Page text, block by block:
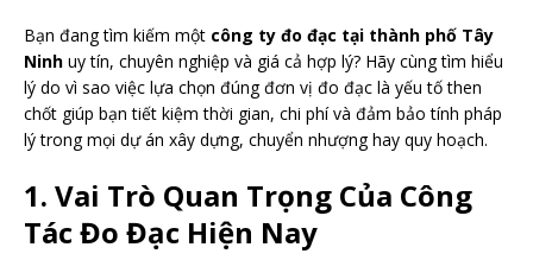
Bạn đang tìm kiếm một công ty đo đạc tại thành phố Tây
Ninh uy tín, chuyên nghiệp và giá cả hợp lý? Hãy cùng tìm hiểu
lý do vì sao việc lựa chọn đúng đơn vị đo đạc là yếu tố then
chốt giúp bạn tiết kiệm thời gian, chi phí và đảm bảo tính pháp
lý trong mọi dự án xây dựng, chuyển nhượng hay quy hoạch.
1. Vai Trò Quan Trọng Của Công
Tác Đo Đạc Hiện Nay